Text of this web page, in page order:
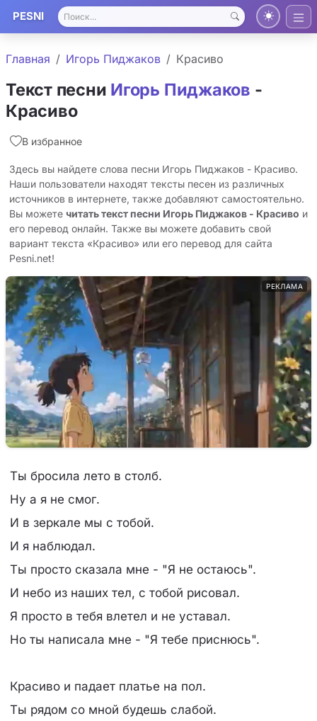
PESNI
Главная Игорь Пиджаков Красиво
Текст песни Игорь Пиджаков -
Красиво
В избранное
Здесь вы найдете слова песни Игорь Пиджаков - Красиво.
Наши пользователи находят тексты песен из различных
источников в интернете, также добавляют самостоятельно.
Вы можете читать текст песни Игорь Пиджаков - Красиво и
его перевод онлайн. Также вы можете добавить свой
вариант текста «Красиво» или его перевод для сайта
Pesni.net!
РЕКЛАМА
Ты бросила лето в столб.
Ну а я не смог.
И в зеркале мы с тобой.
И я наблюдал.
Ты просто сказала мне - "Я не остаюсь".
И небо из наших тел, с тобой рисовал.
Я просто в тебя влетел и не уставал.
Но ты написала мне - "Я тебе приснюсь".
Красиво и падает платье на пол.
Ты рядом со мной будешь слабой.